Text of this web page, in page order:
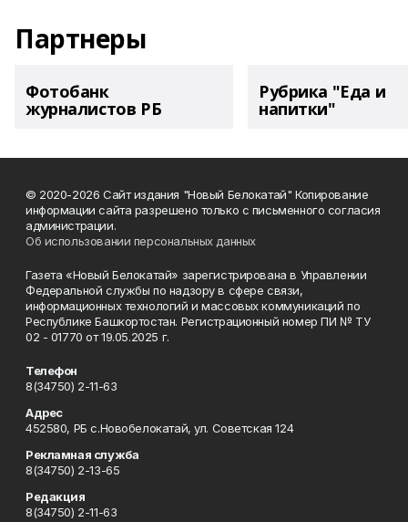
Партнеры
Фотобанк
журналистов РБ
Рубрика "Еда и
напитки"
© 2020-2026 Сайт издания "Новый Белокатай" Копирование
информации сайта разрешено только с письменного согласия
администрации.
Об использовании персональных данных
Газета «Новый Белокатай» зарегистрирована в Управлении
Федеральной службы по надзору в сфере связи,
информационных технологий и массовых коммуникаций по
Республике Башкортостан. Регистрационный номер ПИ № ТУ
02 - 01770 от 19.05.2025 г.
Телефон
8(34750) 2-11-63
Адрес
452580, РБ с.Новобелокатай, ул. Советская 124
Рекламная служба
8(34750) 2-13-65
Редакция
8(34750) 2-11-63